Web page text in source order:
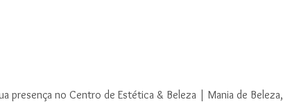
presença no Centro de Estética & Beleza | Mania de Beleza,